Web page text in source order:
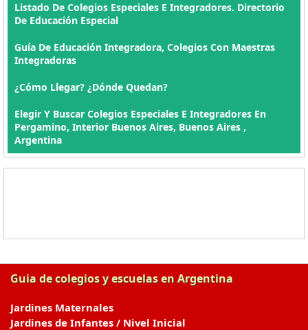
Listado De Colegios Especiales E Integradores. Directorio
De Educación Especial
Guía De Educación Integradora, Colegios Con Maestras
Integradoras
¿Cómo Llegar? ¿Dónde Quedan?
Elegir Y Buscar Colegios Especiales E Integradores En
Pergamino, Interior Buenos Aires, Buenos Aires ,
Argentina
Guia de colegios y escuelas en Argentina
Jardines Maternales
Jardines de Infantes / Nivel Inicial